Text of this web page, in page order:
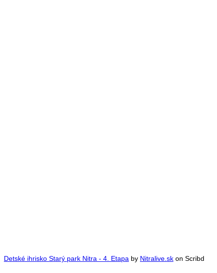
Detské ihrisko Starý park Nitra - 4. Etapa by Nitralive.sk on Scribd